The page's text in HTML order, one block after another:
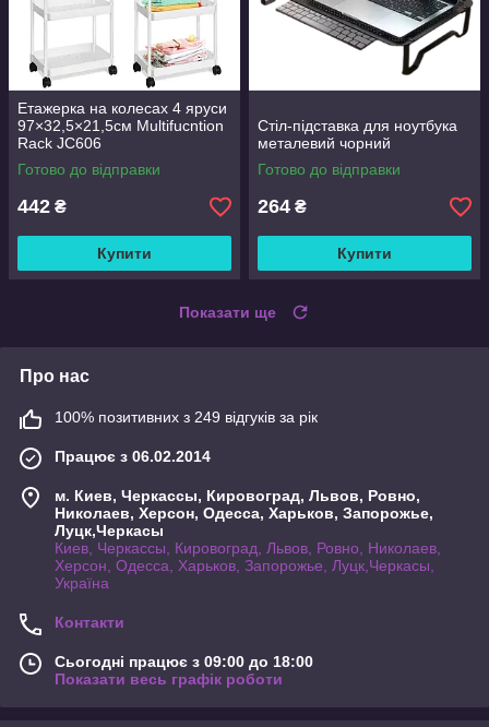
Етажерка на колесах 4 яруси
97×32,5×21,5см Multifucntion
Rack JC606
Готово до відправки
442 ₴
Купити
Стіл-підставка для ноутбука
металевий чорний
Готово до відправки
264 ₴
Купити
Показати ще
Про нас
100% позитивних з 249 відгуків за рік
Працює з 06.02.2014
м. Киев, Черкассы, Кировоград, Львов, Ровно,
Николаев, Херсон, Одесса, Харьков, Запорожье,
Луцк,Черкасы
Киев, Черкассы, Кировоград, Львов, Ровно, Николаев,
Херсон, Одесса, Харьков, Запорожье, Луцк,Черкасы,
Україна
Контакти
Сьогодні працює з 09:00 до 18:00
Показати весь графік роботи